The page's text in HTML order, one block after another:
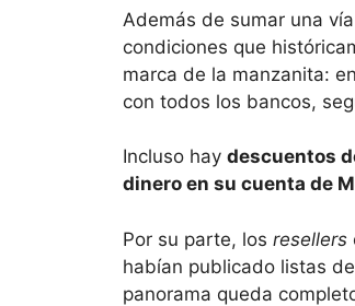
Además de sumar una
condiciones que
marca de la manzanita:
con todos los bancos,
Incluso hay descuentos
dinero en su cuenta de
Por su parte, los resellers
habían publicado listas
panorama queda